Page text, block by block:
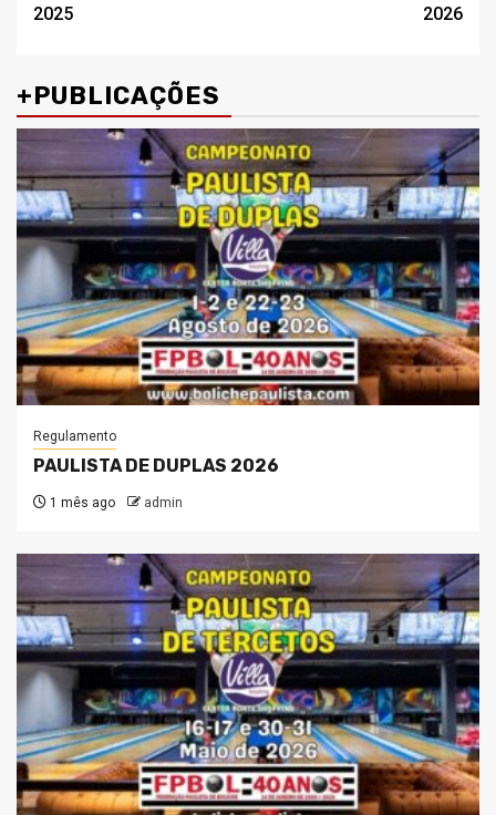
2025
2026
+PUBLICAÇÕES
Regulamento
PAULISTA DE DUPLAS 2026
1 mês ago admin